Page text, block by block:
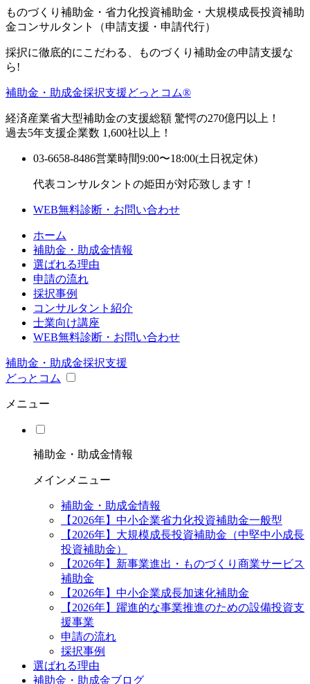
ものづくり補助金・省力化投資補助金・大規模成長投資補助
金コンサルタント（申請支援・申請代行）
採択に徹底的にこだわる、ものづくり補助金の申請支援な
ら!
補助金・助成金採択支援どっとコム®
経済産業省大型補助金の支援総額 驚愕の270億円以上！
過去5年支援企業数 1,600社以上！
03-6658-8486営業時間9:00〜18:00(土日祝定休)
代表コンサルタントの姫田が対応致します！
WEB無料診断・お問い合わせ
ホーム
補助金・助成金情報
選ばれる理由
申請の流れ
採択事例
コンサルタント紹介
士業向け講座
WEB無料診断・お問い合わせ
補助金・助成金採択支援
どっとコム
メニュー
補助金・助成金情報
メインメニュー
補助金・助成金情報
【2026年】中小企業省力化投資補助金一般型
【2026年】大規模成長投資補助金（中堅中小成長
投資補助金）
【2026年】新事業進出・ものづくり商業サービス
補助金
【2026年】中小企業成長加速化補助金
【2026年】躍進的な事業推進のための設備投資支
援事業
申請の流れ
採択事例
選ばれる理由
補助金・助成金ブログ